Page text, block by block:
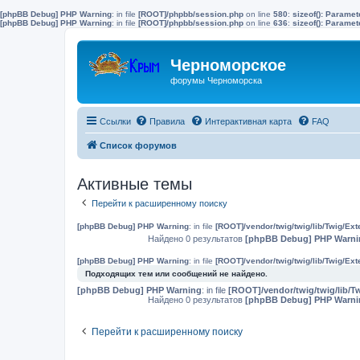
[phpBB Debug] PHP Warning: in file [ROOT]/phpbb/session.php on line 580: sizeof():
[phpBB Debug] PHP Warning: in file [ROOT]/phpbb/session.php on line 636: sizeof():
Черноморское
форумы Черноморска
Ссылки Правила Интерактивная карта FAQ
Список форумов
Активные темы
Перейти к расширенному поиску
[phpBB Debug] PHP Warning: in file [ROOT]/vendor/twig/twig/lib/Twig/
Найдено 0 результатов [phpBB Debug] PHP
[phpBB Debug] PHP Warning: in file [ROOT]/vendor/twig/twig/lib/Twig/
Подходящих тем или сообщений не найдено.
[phpBB Debug] PHP Warning: in file [ROOT]/vendor/twig/twig/lib/
Найдено 0 результатов [phpBB Debug] PHP
Перейти к расширенному поиску